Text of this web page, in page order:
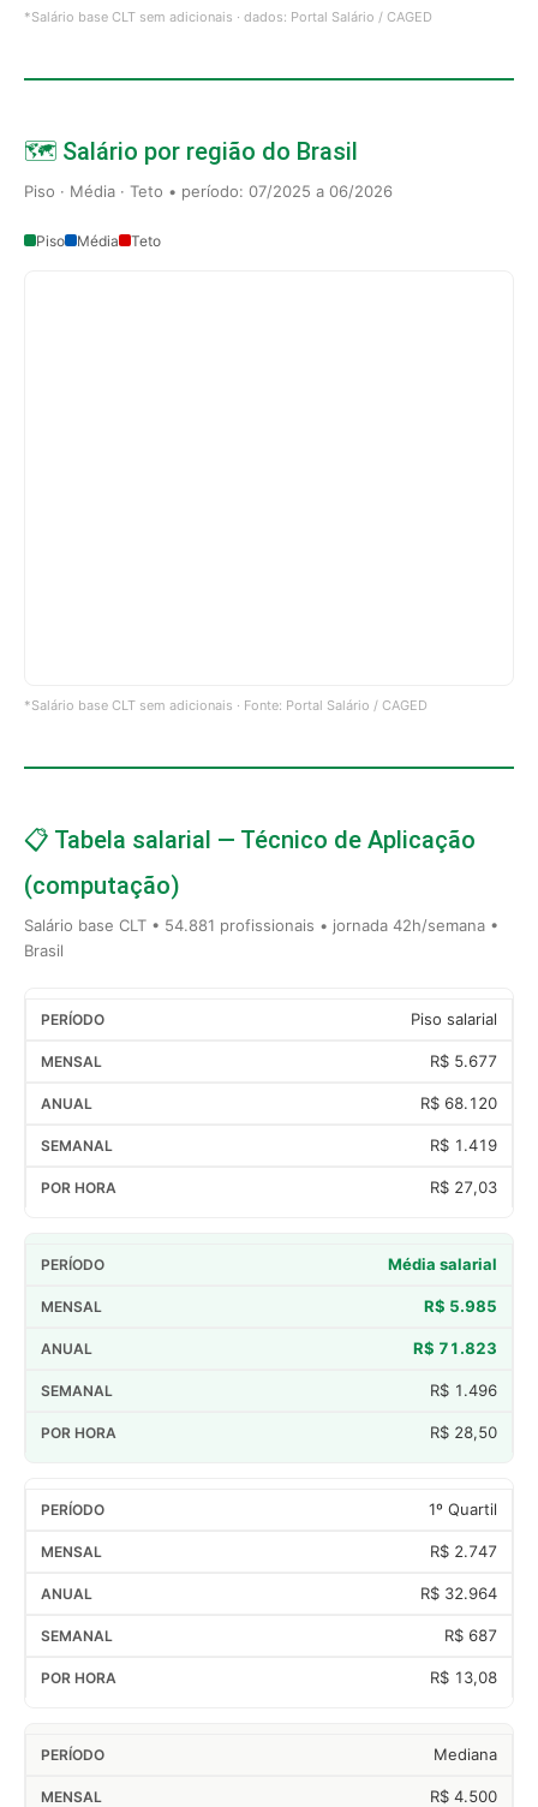
*Salário base CLT sem adicionais · dados: Portal Salário / CAGED
🗺️ Salário por região do Brasil
Piso · Média · Teto • período: 07/2025 a 06/2026
Piso Média Teto
*Salário base CLT sem adicionais · Fonte: Portal Salário / CAGED
📋 Tabela salarial — Técnico de Aplicação
(computação)
Salário base CLT • 54.881 profissionais • jornada 42h/semana •
Brasil
Piso salarial
R$ 5.677
R$ 68.120
R$ 1.419
R$ 27,03
Média salarial
R$ 5.985
R$ 71.823
R$ 1.496
R$ 28,50
1º Quartil
R$ 2.747
R$ 32.964
R$ 687
R$ 13,08
Mediana
R$ 4.500